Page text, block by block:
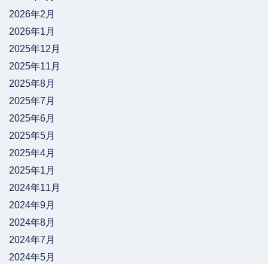
2026年2月
2026年1月
2025年12月
2025年11月
2025年8月
2025年7月
2025年6月
2025年5月
2025年4月
2025年1月
2024年11月
2024年9月
2024年8月
2024年7月
2024年5月